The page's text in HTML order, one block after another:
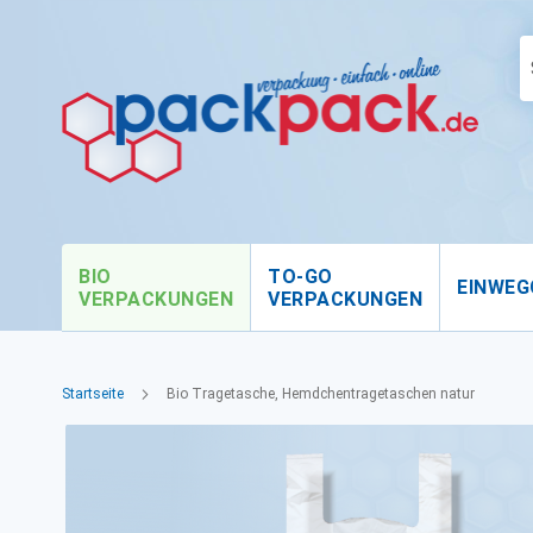
BIO
VERPACKUNGEN
TO-GO
VERPACKUNGEN
Startseite Bio Tragetasche, Hemdchentragetaschen natur